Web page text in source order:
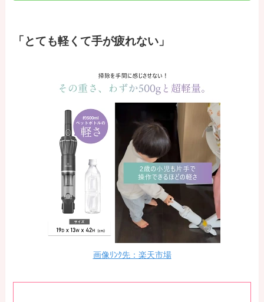
「とても軽くて手が疲れない」
画像ﾘﾝｸ先：楽天市場